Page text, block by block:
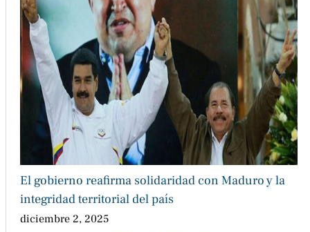
El gobierno reafirma solidaridad con Maduro y la
integridad territorial del país
diciembre 2, 2025